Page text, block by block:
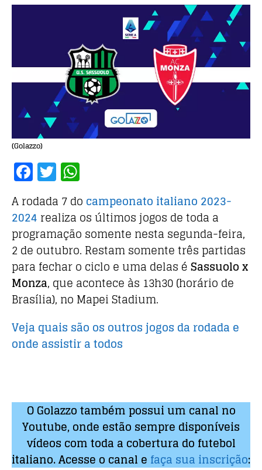
(Golazzo)
F
a
c
e
b
o
o
k
T
w
it
te
r
h
at
s
A
p
p
A rodada 7 do campeonato italiano 2023-
2024 realiza os últimos jogos de toda a
programação somente nesta segunda-feira,
2 de outubro. Restam somente três partidas
para fechar o ciclo e uma delas éSassuolo x
Monza, que acontece às 13h30 (horário de
Brasília), no Mapei Stadium.
Veja quais são os outros jogos da rodada e
onde assistir a todos
O Golazzo também possui um canal no
Youtube, onde estão sempre disponíveis
vídeos com toda a cobertura do futebol
italiano. Acesse o canal e faça sua inscrição: